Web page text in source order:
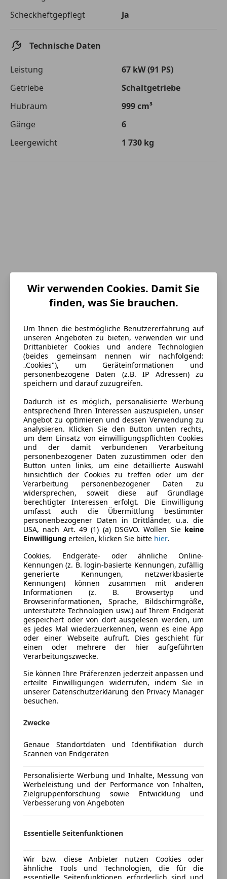
Jetzt berechnen
Scheckheftgepflegt
Ja
Technische Daten
Leistung
67 kW (91 PS)
Getriebe
Schaltgetriebe
Hubraum
999 cm³
Gänge
6
Leergewicht
1 730 kg
Energieverbrauch
Kraftstoff
Benzin
Kraftstoffverbrauch
0,00 l/100 km (komb.)
Ausstattung
Komfort
Armlehne
Einparkhilfe
Einparkhilfe Rückfahrkamera
Einparkhilfe Sensoren hinten
Elektrische Fensterheber
Elektrische Seitenspiegel
Klimaanlage
Tempomat
Unterhaltung/Media
Android Auto
Apple CarPlay
DAB-Radio
Sicherheit
ABS
Abstandstempomat
Beifahrerairbag
ESP
Fahrerairbag
Kopfairbag
Müdigkeitswarnsystem
Notbremsassistent
Notrufsystem
Reifendruckkontrollsystem
Seitenairbag
Servolenkung
Tagfahrlicht
Zentralverriegelung mit Funkfernbedienung
Extras
Mehr anzeigen
Farbe und Innenausstattung
Außenfarbe
Rot
Lackierung
Andere
Farbe der
Innenausstattung
Schwarz
Innenausstattung Stoff
Fahrzeugbeschreibung
Vogl & Co – Ihr Mobilitätspartner seit 1919 auf 16
Standorten in der Steiermark, Burgenland und
Niederösterreich
- 1000 Gebraucht- und Jungfahrzeuge lagernd
- Persönliche Beratung durch kompetente
Automobilverkäufer vor Ort
- 12 Monate All-In Garantie
Fachwerkstätten inkl. Lack- u. Spenglerei,
- Eintausch Ihres alten Fahrzeugs zu fairen
Marktpreisen
- Günstige Finanzierungs- u. Versicherungsangebote
Vereinbaren Sie mit Fr. Trailovic unter 0316/686808
persönlichen Besichtigungstermin und Probefahrt!
Mehr anzeigen
Preisbewertung
Mehr anzeigen
Kfz-Versicherung
Wir verwenden Cookies. Damit Sie
finden, was Sie brauchen.
Um Ihnen die bestmögliche Benutzererfahrung auf
unseren Angeboten zu bieten, verwenden wir und
Drittanbieter Cookies und andere Technologien
(beides gemeinsam nennen wir nachfolgend:
„Cookies"), um Geräteinformationen und
personenbezogene Daten (z.B. IP Adressen) zu
speichern und darauf zuzugreifen.
Dadurch ist es möglich, personalisierte Werbung
entsprechend Ihren Interessen auszuspielen, unser
Angebot zu optimieren und dessen Verwendung zu
analysieren. Klicken Sie den Button unten rechts,
um dem Einsatz von einwilligungspflichten Cookies
und der damit verbundenen Verarbeitung
personenbezogener Daten zuzustimmen oder den
Button unten links, um eine detaillierte Auswahl
hinsichtlich der Cookies zu treffen oder um der
Verarbeitung personenbezogener Daten zu
widersprechen, soweit diese auf Grundlage
berechtigter Interessen erfolgt. Die Einwilligung
umfasst auch die Übermittlung bestimmter
personenbezogener Daten in Drittländer, u.a. die
USA, nach Art. 49 (1) (a) DSGVO. Wollen Sie keine
Einwilligung erteilen, klicken Sie bitte hier.
Cookies, Endgeräte- oder ähnliche Online-
Kennungen (z. B. login-basierte Kennungen, zufällig
generierte Kennungen, netzwerkbasierte
Kennungen) können zusammen mit anderen
Informationen (z. B. Browsertyp und
Browserinformationen, Sprache, Bildschirmgröße,
unterstützte Technologien usw.) auf Ihrem Endgerät
gespeichert oder von dort ausgelesen werden, um
es jedes Mal wiederzuerkennen, wenn es eine App
oder einer Webseite aufruft. Dies geschieht für
einen oder mehrere der hier aufgeführten
Verarbeitungszwecke.
Sie können Ihre Präferenzen jederzeit anpassen und
erteilte Einwilligungen widerrufen, indem Sie in
unserer Datenschutzerklärung den Privacy Manager
besuchen.
Zwecke
Genaue Standortdaten und Identifikation durch
Scannen von Endgeräten
Personalisierte Werbung und Inhalte, Messung von
Werbeleistung und der Performance von Inhalten,
Zielgruppenforschung sowie Entwicklung und
Verbesserung von Angeboten
Essentielle Seitenfunktionen
Wir bzw. diese Anbieter nutzen Cookies oder
ähnliche Tools und Technologien, die für die